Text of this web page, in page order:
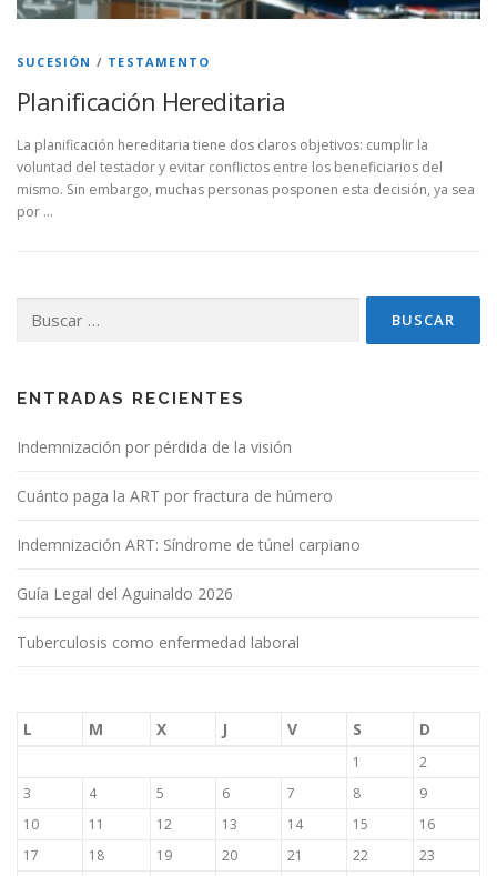
SUCESIÓN / TESTAMENTO
Planificación Hereditaria
La planificación hereditaria tiene dos claros objetivos: cumplir la
voluntad del testador y evitar conflictos entre los beneficiarios del
mismo. Sin embargo, muchas personas posponen esta decisión, ya sea
por …
ENTRADAS RECIENTES
Indemnización por pérdida de la visión
Cuánto paga la ART por fractura de húmero
Indemnización ART: Síndrome de túnel carpiano
Guía Legal del Aguinaldo 2026
Tuberculosis como enfermedad laboral
L M X J V S D
1
2
3
4 5 6 7 8
9
10
11 12 13 14 15
16
17
18 19 20 21 22
23